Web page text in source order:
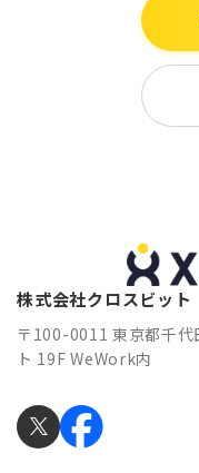
株式会社クロスビット
〒100-0011 東京都千
ト 19F WeWork内